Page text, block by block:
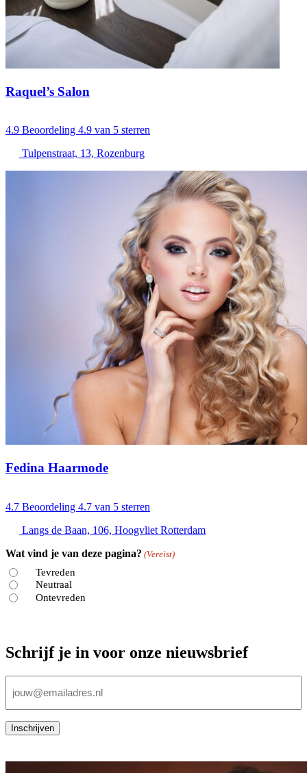
Raquel’s Salon
4.9 Beoordeling 4.9 van 5 sterren
Tulpenstraat, 13, Rozenburg
Fedina Haarmode
4.7 Beoordeling 4.7 van 5 sterren
Langs de Baan, 106, Hoogvliet Rotterdam
Wat vind je van deze pagina? (Vereist)
Tevreden
Neutraal
Ontevreden
Schrijf je in voor onze nieuwsbrief
mailadres
Inschrijven